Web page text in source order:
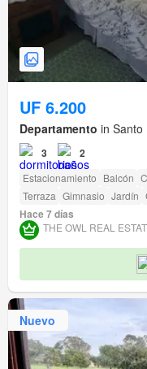
UF 6.200
Departamento in Santo
3 2
Estacionamiento Balcón
Terraza Gimnasio Jardín
Hace 7 días
THE OWL REAL
Nuevo